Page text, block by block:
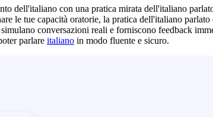
dell'italiano con una pratica mirata dell'italiano
le tue capacità oratorie, la pratica dell'italiano
simulano conversazioni reali e forniscono feedback
parlare italiano in modo fluente e sicuro.